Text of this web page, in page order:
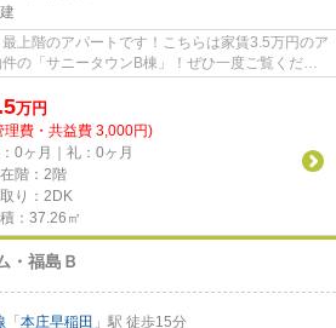
上階のアパートです！こちらは家賃3.5万円のア
の「サニータウンB棟」！ぜひ一度ご覧くださ
万円
理費・共益費 3,000円)
0ヶ月｜礼：0ヶ月
階：2階
り：2DK
：37.26㎡
・福島Ｂ
「 本庄早稲田 」駅 徒歩15分